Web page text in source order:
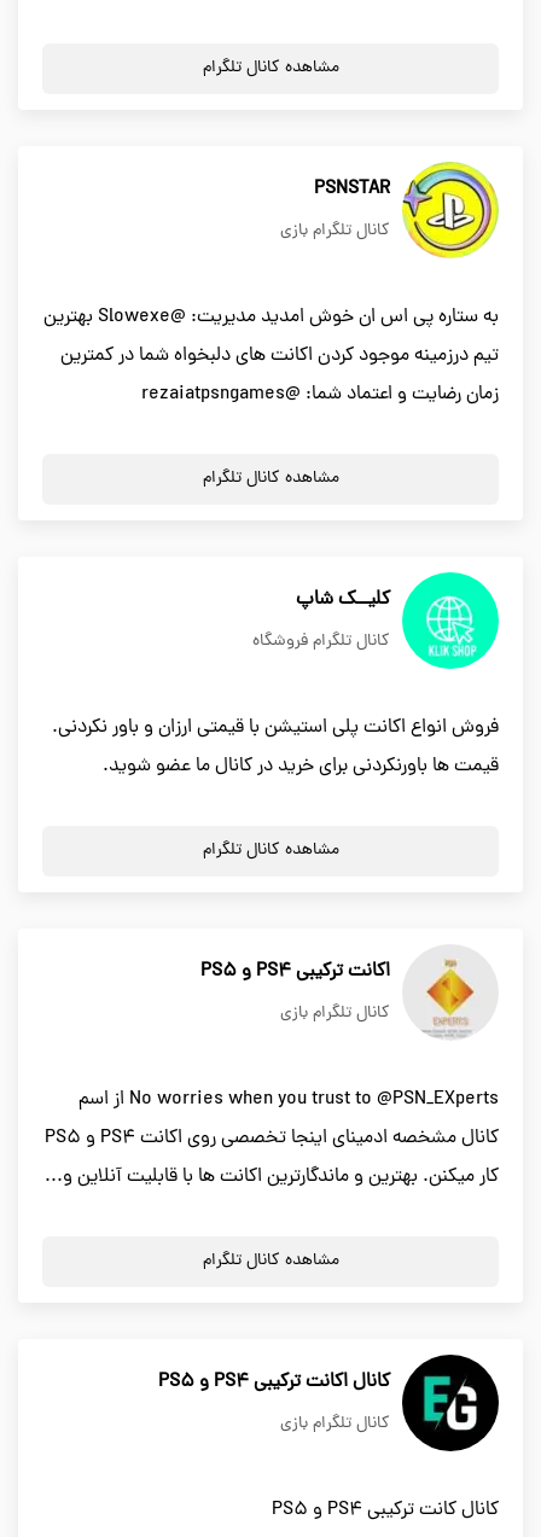
مشاهده کانال تلگرام
PSNSTAR
کانال تلگرام بازی
به ستاره پی اس ان خوش امدید مدیریت: @Slowexe بهترین
تیم درزمینه موجود کردن اکانت های دلبخواه شما در کمترین
زمان رضایت و اعتماد شما: @rezaiatpsngames
مشاهده کانال تلگرام
کلیــک شاپ
کانال تلگرام فروشگاه
فروش انواع اکانت پلی استیشن با قیمتی ارزان و باور نکردنی.
قیمت ها باورنکردنی برای خرید در کانال ما عضو شوید.
مشاهده کانال تلگرام
اکانت ترکیبی PS4 و PS5
کانال تلگرام بازی
No worries when you trust to @PSN_EXperts از اسم
کانال مشخصه ادمینای اینجا تخصصی روی اکانت PS4 و PS5
کار میکنن. بهترین و ماندگارترین اکانت ها با قابلیت آنلاین و...
مشاهده کانال تلگرام
کانال اکانت ترکیبی PS4 و PS5
کانال تلگرام بازی
کانال کانت ترکیبی PS4 و PS5